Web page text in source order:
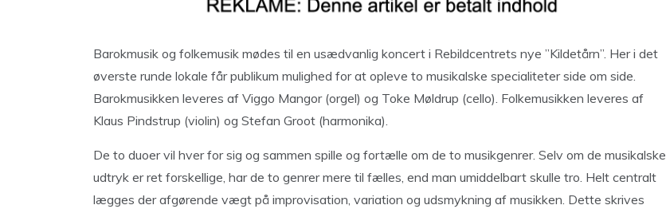
Barokmusik og folkemusik mødes til en usædvanlig koncert i Rebildcentrets nye ”Kildetårn”. Her i det
øverste runde lokale får publikum mulighed for at opleve to musikalske specialiteter side om side.
Barokmusikken leveres af Viggo Mangor (orgel) og Toke Møldrup (cello). Folkemusikken leveres af
Klaus Pindstrup (violin) og Stefan Groot (harmonika).
De to duoer vil hver for sig og sammen spille og fortælle om de to musikgenrer. Selv om de musikalske
udtryk er ret forskellige, har de to genrer mere til fælles, end man umiddelbart skulle tro. Helt centralt
lægges der afgørende vægt på improvisation, variation og udsmykning af musikken. Dette skrives